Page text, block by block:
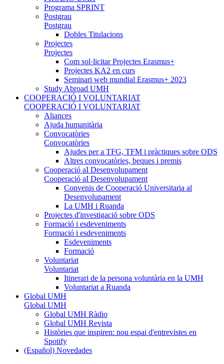
Programa SPRINT
Postgrau
Postgrau
Dobles Titulacions
Projectes
Projectes
Com sol·licitar Projectes Erasmus+
Projectes KA2 en curs
Seminari web mundial Erasmus+ 2023
Study Abroad UMH
COOPERACIÓ I VOLUNTARIAT
COOPERACIÓ I VOLUNTARIAT
Aliances
Ajuda humanitària
Convocatòries
Convocatòries
Ajudes per a TFG, TFM i pràctiques sobre ODS
Altres convocatòries, beques i premis
Cooperació aI Desenvolupament
Cooperació aI Desenvolupament
Convenis de Cooperació Universitaria al
Desenvolupament
La UMH i Ruanda
Projectes d'investigació sobre ODS
Formació i esdeveniments
Formació i esdeveniments
Esdeveniments
Formació
Voluntariat
Voluntariat
Itinerari de la persona voluntària en la UMH
Voluntariat a Ruanda
Global UMH
Global UMH
Global UMH Ràdio
Global UMH Revista
Històries que inspiren: nou espai d'entrevistes en
Spotify
(Español) Novedades